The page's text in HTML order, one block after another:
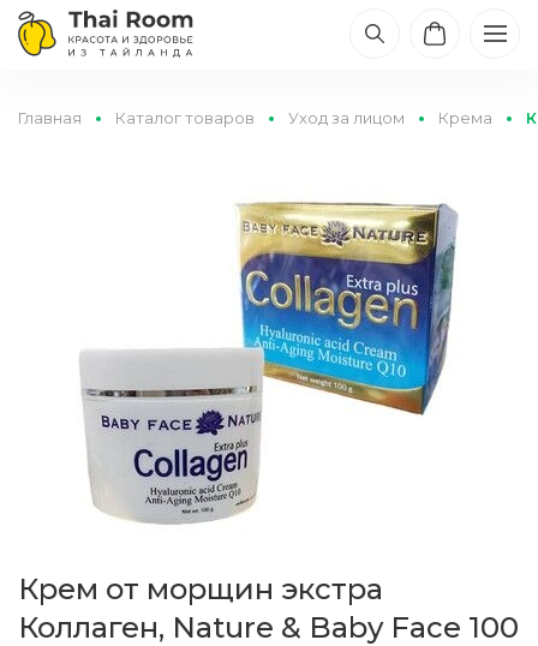
Главная Каталог товаров Уход за лицом Крема
Крем от морщин экстра
Коллаген, Nature & Baby Face 100